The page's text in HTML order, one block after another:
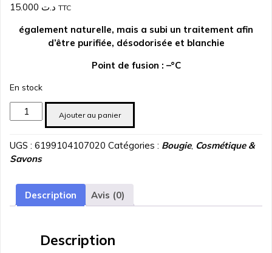
د.ت TTC
également naturelle, mais a subi un traitement afin
d’être purifiée, désodorisée et blanchie
Point de fusion : –°C
En stock
quantité
de
d'Abeille
blanche
pastille
Ajouter au panier
UGS : 6199104107020 Catégories : Bougie, Cosmétique &
Savons
Description Avis (0)
Description